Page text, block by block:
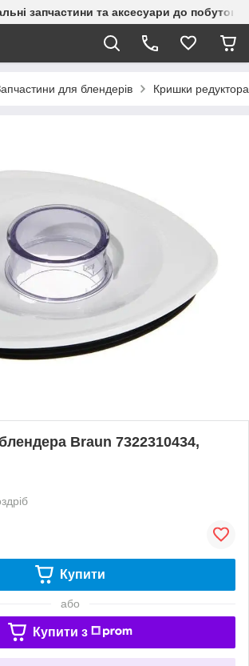
запчастини та аксесуари до побутової
для блендерів Кришки
Braun 7322310434,
Купити
або
Купити з